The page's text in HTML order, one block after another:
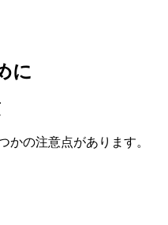
に
かの注意点があります。